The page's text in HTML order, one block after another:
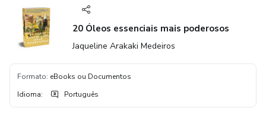
20 Óleos essenciais mais poderosos
Jaqueline Arakaki Medeiros
Formato: eBooks ou Documentos
Idioma: Português